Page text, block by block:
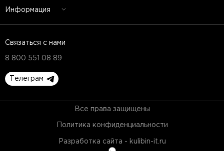
Информация
Связаться с нами
8 800 551 08 89
Телеграм
Все права защищены
Политика конфиденциальности
Разработка сайта - kulibin-it.ru